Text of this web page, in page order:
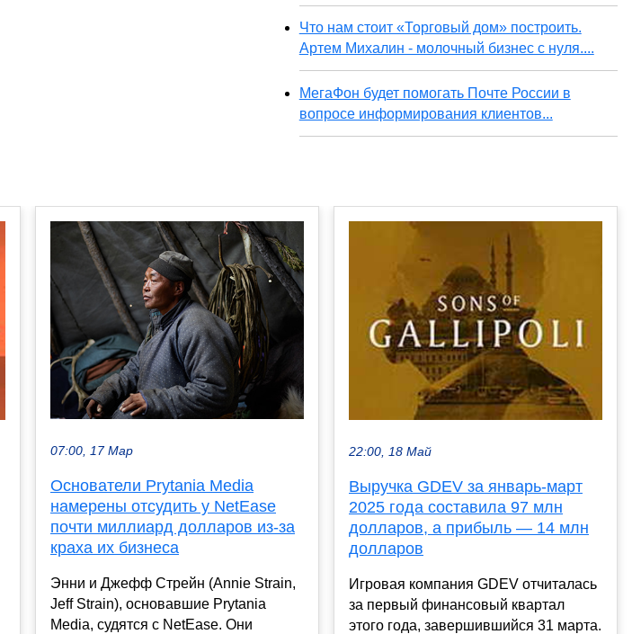
Что нам стоит «Торговый дом» построить.
Артем Михалин - молочный бизнес с нуля....
МегаФон будет помогать Почте России в
вопросе информирования клиентов...
07:00, 17 Мар
Основатели Prytania Media
намерены отсудить у NetEase
почти миллиард долларов из-за
краха их бизнеса
Энни и Джефф Стрейн (Annie Strain,
Jeff Strain), основавшие Prytania
Media, судятся с NetEase. Они
22:00, 18 Май
Выручка GDEV за январь-март
2025 года составила 97 млн
долларов, а прибыль — 14 млн
долларов
Игровая компания GDEV отчиталась
за первый финансовый квартал
этого года, завершившийся 31 марта.